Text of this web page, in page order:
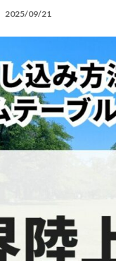
2025/09/21